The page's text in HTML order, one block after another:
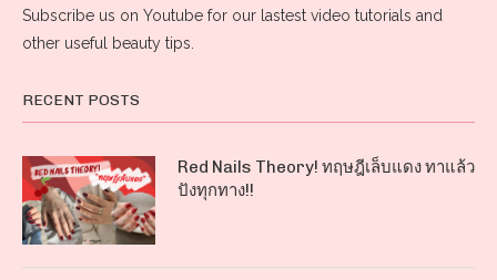
Subscribe us on Youtube for our lastest video tutorials and
other useful beauty tips.
RECENT POSTS
Red Nails Theory! ทฤษฎีเล็บแดง ทาแล้ว
ปังทุกทาง!!